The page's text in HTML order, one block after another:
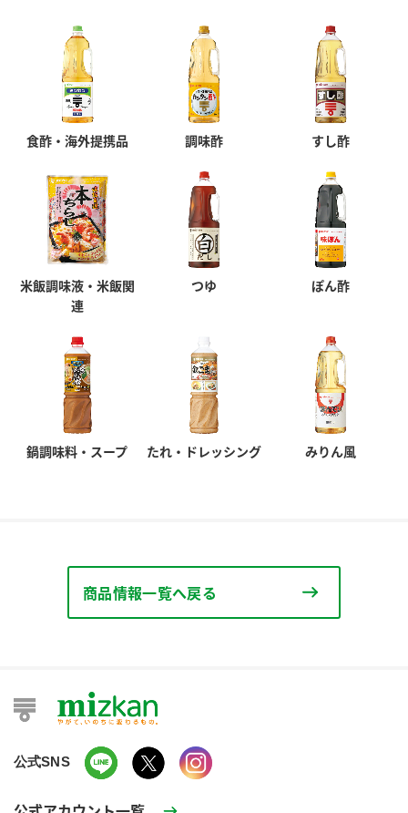
食酢・海外提携品 調味酢 すし酢
米飯調味液・米飯関
連
つゆ ぽん酢
鍋調味料・スープ たれ・ドレッシング みりん風
商品情報一覧へ戻る
公式SNS